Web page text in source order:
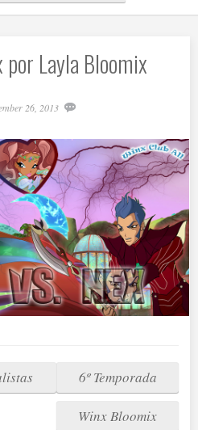
por Layla Bloomix
26, 2013
6º Temporada
Winx Bloomix